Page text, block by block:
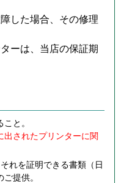
した場合、その修理
ーは、当店の保証期
と。
されたプリンターに関
れを証明できる書類（日
提供。